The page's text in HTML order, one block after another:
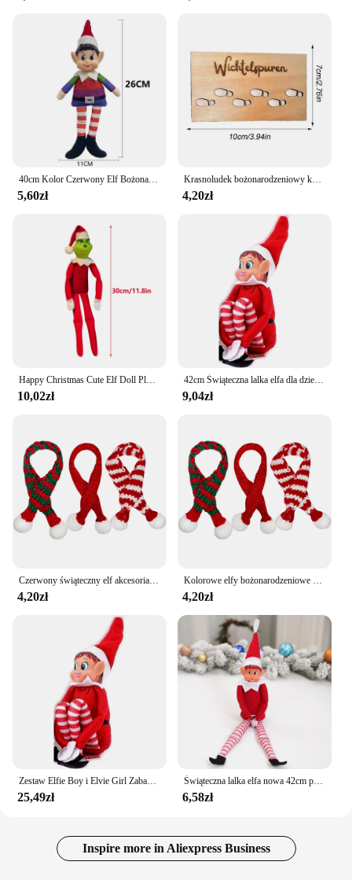
40cm Kolor Czerwony Elf Bożonarodzeniowy Lalka Ozdoba świąteczna 2024 Prezenty noworoczne Dekoracje choinkowe na stół bożonarodzeniowy
5,60zł
Krasnoludek bożonarodzeniowy kształt drewniany szablon odciski stóp ozdoba na choinkę skrzat Elf ślad bożonarodzeniowe okienne wystrój podłogi
4,20zł
Happy Christmas Cute Elf Doll Plush Leg Pendant Christmas Tree Ornament Gift New Year Gifts Xmas Party Decor
10,02zł
42cm Świąteczna lalka elfa dla dzieci Mini zabawki Elf Lalki na Boże Narodzenie Poseable Little Elf Shelf Sitters z zwisającymi nogami
9,04zł
Czerwony świąteczny elf akcesoria dla lalek 2024 prezenty świąteczny stół ozdoby choinkowe dla domu
4,20zł
Kolorowe elfy bożonarodzeniowe w szaliku Ozdoba świąteczna 2024 Prezenty noworoczne Stół bożonarodzeniowy Półka na książki Ozdoby choinkowe
4,20zł
Zestaw Elfie Boy i Elvie Girl Zabawna i zabawna figurka Elves Behavin' Badly z miękkim ciałem i winylową twarzą - zestaw 2 sztuk, czerwony
25,49zł
Świąteczna lalka elfa nowa 42cm półka na książki lalka wróżka świąteczne akcesoria dla lalek ozdoby na biurko dekoracje domu prezent dla dzieci
6,58zł
Inspire more in Aliexpress Business